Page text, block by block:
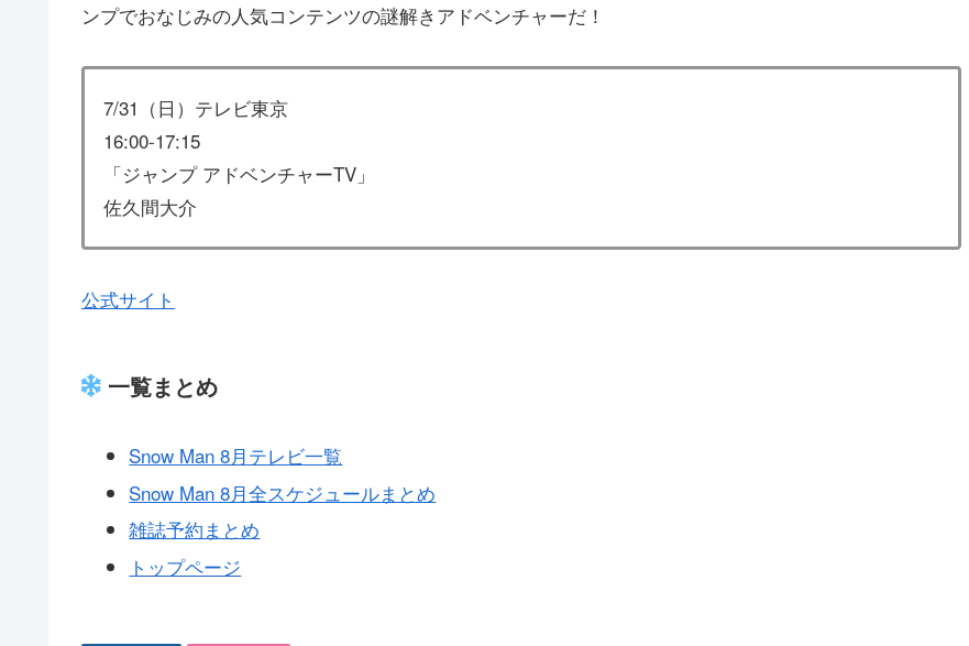
ンプでおなじみの人気コンテンツの謎解きアドベンチャーだ！
7/31（日）テレビ東京
16:00-17:15
「ジャンプ アドベンチャーTV」
佐久間大介
公式サイト
一覧まとめ
Snow Man 8月テレビ一覧
Snow Man 8月全スケジュールまとめ
雑誌予約まとめ
トップページ